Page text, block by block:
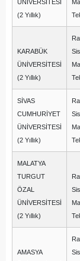
ÜNİVERSİTESİ
(2 Yıllık)
KARABÜK
ÜNİVERSİTESİ
(2 Yıllık)
SİVAS
CUMHURİYET
ÜNİVERSİTESİ
(2 Yıllık)
MALATYA
TURGUT
ÖZAL
ÜNİVERSİTESİ
(2 Yıllık)
AMASYA